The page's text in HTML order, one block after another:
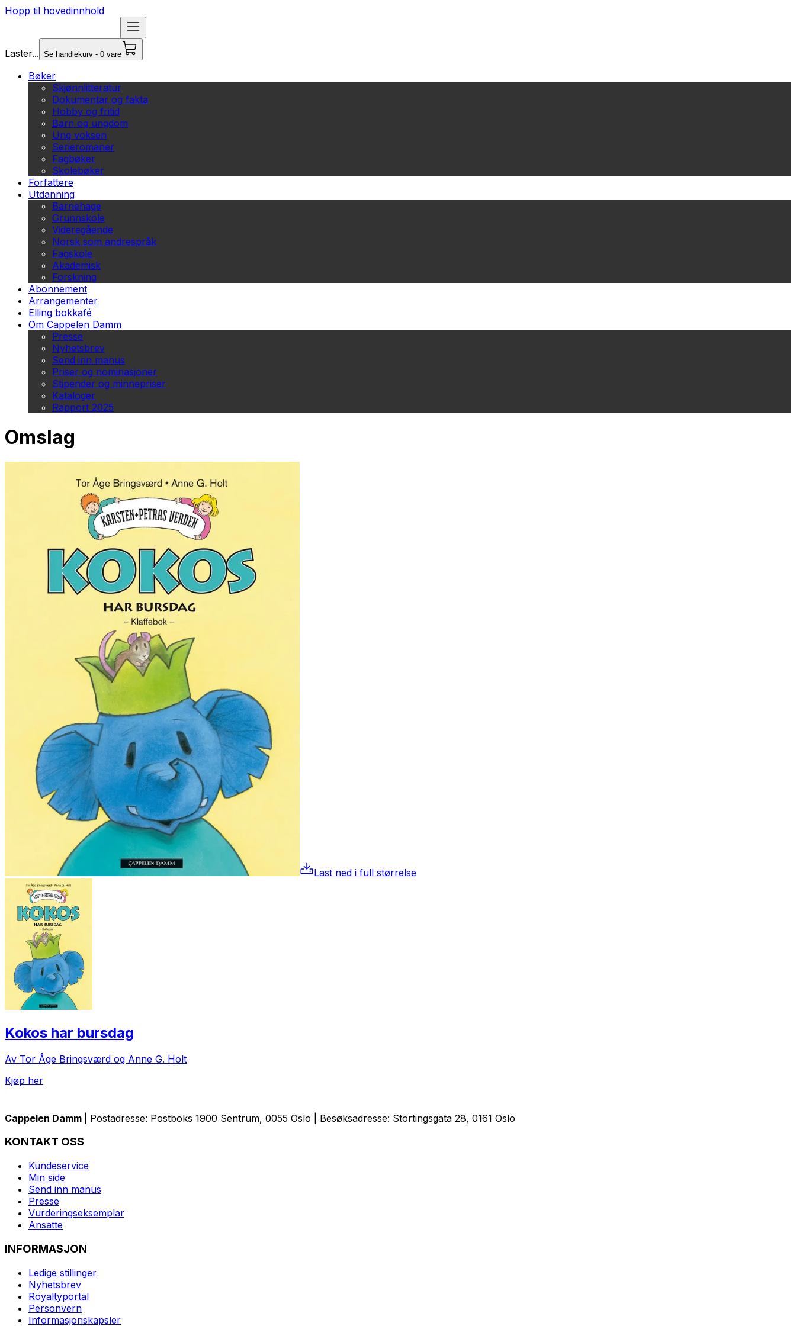
Hopp til hovedinnhold
Laster... Se handlekurv - 0 vare
Bøker
Skjønnlitteratur
Dokumentar og fakta
Hobby og fritid
Barn og ungdom
Ung voksen
Serieromaner
Fagbøker
Skolebøker
Forfattere
Utdanning
Barnehage
Grunnskole
Videregående
Norsk som andrespråk
Fagskole
Akademisk
Forskning
Abonnement
Arrangementer
Elling bokkafé
Om Cappelen Damm
Presse
Nyhetsbrev
Send inn manus
Priser og nominasjoner
Stipender og minnepriser
Kataloger
Rapport 2025
Omslag
Last ned i full størrelse
Kokos har bursdag
Av Tor Åge Bringsværd og Anne G. Holt
Kjøp her
Cappelen Damm | Postadresse: Postboks 1900 Sentrum, 0055 Oslo | Besøksadresse: Stortingsgata 28, 0161 Oslo
KONTAKT OSS
Kundeservice
Min side
Send inn manus
Presse
Vurderingseksemplar
Ansatte
INFORMASJON
Ledige stillinger
Nyhetsbrev
Royaltyportal
Personvern
Informasjonskapsler